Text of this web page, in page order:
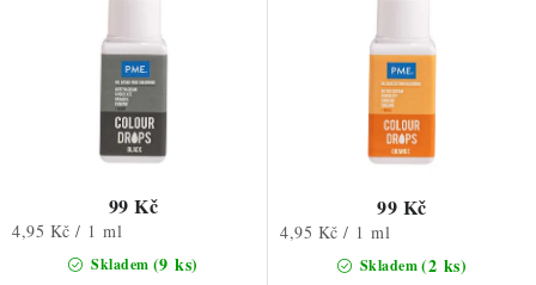
Skladem (9 ks)
99 Kč
Měrná
4,95 Kč / 1 ml
Skladem(2 ks)
99 Kč
Měrná
4,95 Kč / 1 ml